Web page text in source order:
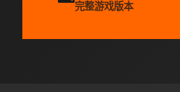
完整游戏版本